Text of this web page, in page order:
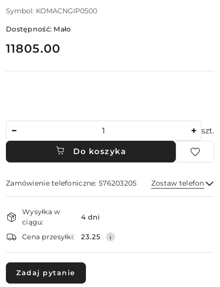
Symbol: KOMACNGIP0500
Dostępność: Mało
cena:
11805.00
szt.
Do koszyka
Zamówienie telefoniczne: 576203205 Zostaw telefon
i
dostawa
Wysyłka w
ciągu:
4 dni
Cena przesyłki: 23.25
Zadaj pytanie